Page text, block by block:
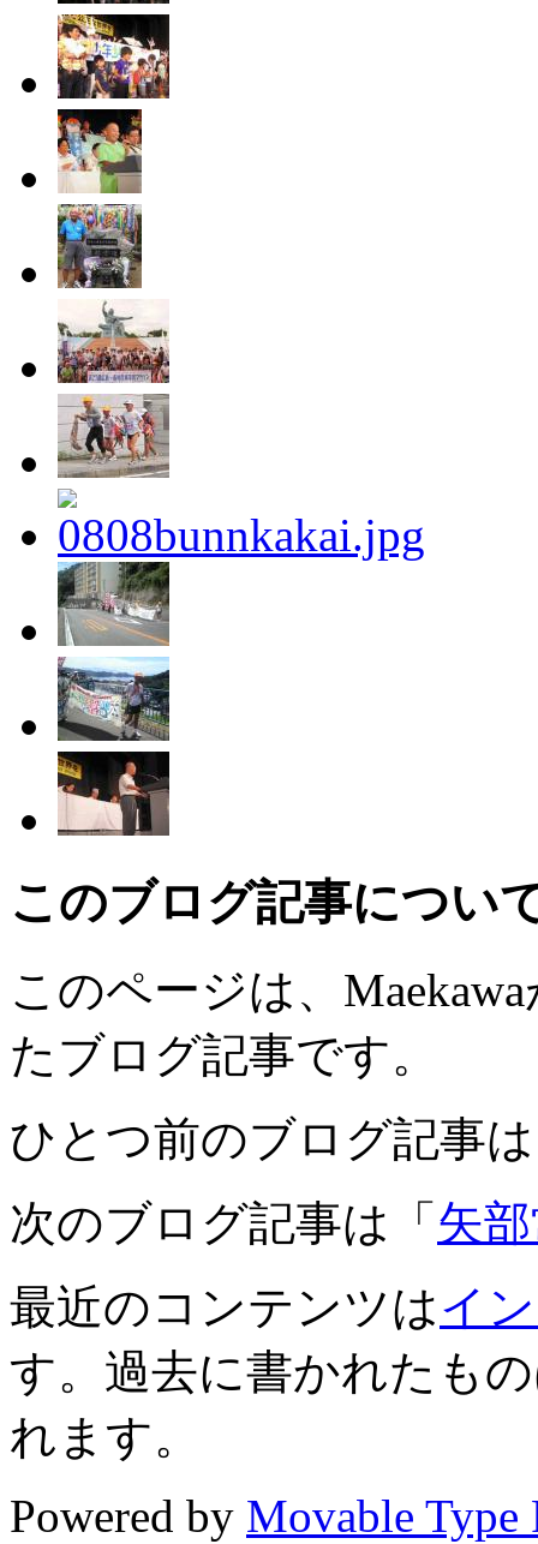
このブログ記事につい
このページは、
たブログ記事です。
ひとつ前のブログ記事
次のブログ記事は「 矢
最近のコンテンツはイ
す。過去に書かれたも
れます。
Powered by Movable Type